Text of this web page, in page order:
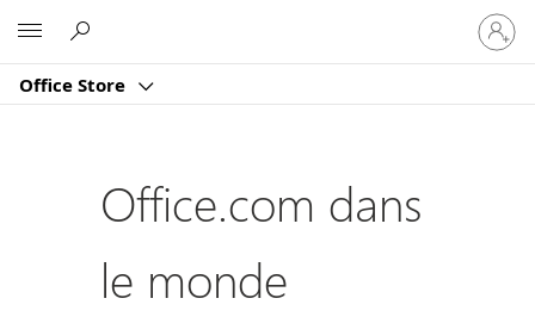
Office Store
vous
à
compte
Office.com dans
le monde